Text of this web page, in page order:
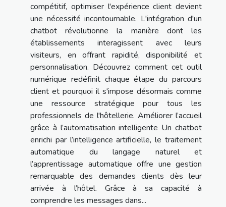
compétitif, optimiser l'expérience client devient
une nécessité incontournable. L'intégration d'un
chatbot révolutionne la manière dont les
établissements interagissent avec leurs
visiteurs, en offrant rapidité, disponibilité et
personnalisation. Découvrez comment cet outil
numérique redéfinit chaque étape du parcours
client et pourquoi il s'impose désormais comme
une ressource stratégique pour tous les
professionnels de l'hôtellerie. Améliorer l’accueil
grâce à l’automatisation intelligente Un chatbot
enrichi par l’intelligence artificielle, le traitement
automatique du langage naturel et
l’apprentissage automatique offre une gestion
remarquable des demandes clients dès leur
arrivée à l’hôtel. Grâce à sa capacité à
comprendre les messages dans...